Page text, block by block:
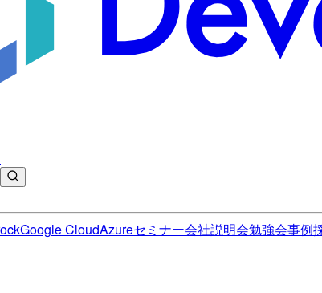
Google CloudAzureセミナー会社説明会勉強会事例